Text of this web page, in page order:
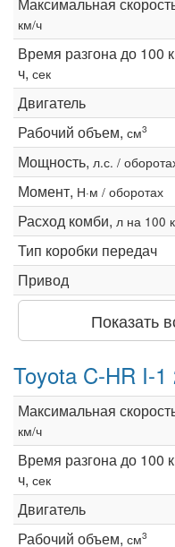
км/ч
Время разгона до 100
ч, сек
Двигатель
Рабочий объем, см3
Мощность, л.с. /
Момент, Н·м / оборотах
Расход комби, л на 100
Тип коробки передач
Привод
Показать
Toyota C-HR I-
Максимальная
км/ч
Время разгона до 100
ч, сек
Двигатель
Рабочий объем, см3